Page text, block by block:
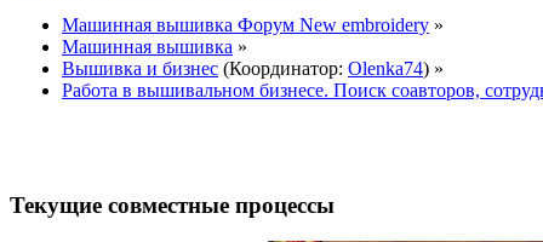
Машинная вышивка Форум New embroidery »
Машинная вышивка »
Вышивка и бизнес (Координатор: Olenka74) »
Работа в вышивальном бизнесе. Поиск соавторов,
Текущие совместные процессы